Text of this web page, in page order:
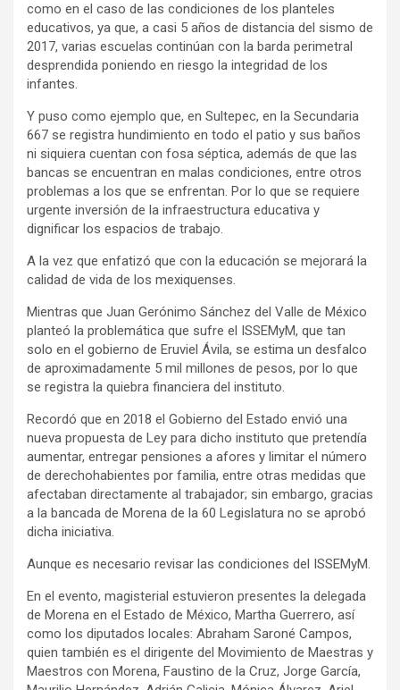
como en el caso de las condiciones de los planteles
educativos, ya que, a casi 5 años de distancia del sismo de
2017, varias escuelas continúan con la barda perimetral
desprendida poniendo en riesgo la integridad de los
infantes.
Y puso como ejemplo que, en Sultepec, en la Secundaria
667 se registra hundimiento en todo el patio y sus baños
ni siquiera cuentan con fosa séptica, además de que las
bancas se encuentran en malas condiciones, entre otros
problemas a los que se enfrentan. Por lo que se requiere
urgente inversión de la infraestructura educativa y
dignificar los espacios de trabajo.
A la vez que enfatizó que con la educación se mejorará la
calidad de vida de los mexiquenses.
Mientras que Juan Gerónimo Sánchez del Valle de México
planteó la problemática que sufre el ISSEMyM, que tan
solo en el gobierno de Eruviel Ávila, se estima un desfalco
de aproximadamente 5 mil millones de pesos, por lo que
se registra la quiebra financiera del instituto.
Recordó que en 2018 el Gobierno del Estado envió una
nueva propuesta de Ley para dicho instituto que pretendía
aumentar, entregar pensiones a afores y limitar el número
de derechohabientes por familia, entre otras medidas que
afectaban directamente al trabajador; sin embargo, gracias
a la bancada de Morena de la 60 Legislatura no se aprobó
dicha iniciativa.
Aunque es necesario revisar las condiciones del ISSEMyM.
En el evento, magisterial estuvieron presentes la delegada
de Morena en el Estado de México, Martha Guerrero, así
como los diputados locales: Abraham Saroné Campos,
quien también es el dirigente del Movimiento de Maestras y
Maestros con Morena, Faustino de la Cruz, Jorge García,